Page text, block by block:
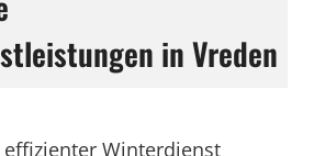
in Vreden
Winterdienst